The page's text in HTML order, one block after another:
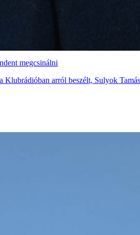
megcsinálni
Klubrádióban arról beszélt, Sulyok